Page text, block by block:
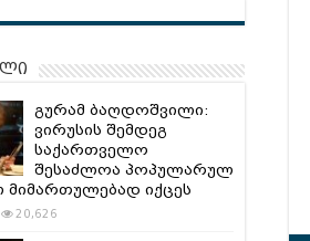
გურამ ბაღდოშვილი:
ვირუსის შემდეგ
საქართველო
შესაძლოა პოპულარულ
იქცეს
20,626